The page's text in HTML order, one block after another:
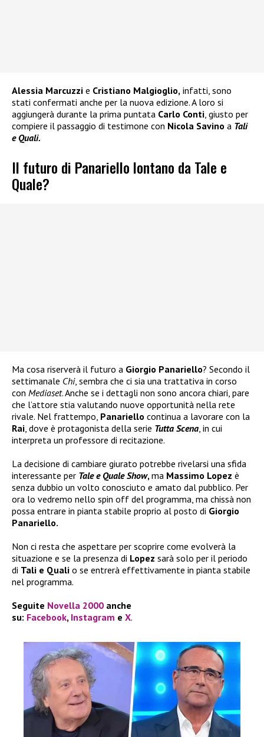
Alessia Marcuzzi e Cristiano Malgioglio, infatti, sono
stati confermati anche per la nuova edizione. A loro si
aggiungerà durante la prima puntata Carlo Conti, giusto per
compiere il passaggio di testimone con Nicola Savino a Tali
e Quali.
Il futuro di Panariello lontano da Tale e
Quale?
Ma cosa riserverà il futuro a Giorgio Panariello? Secondo il
settimanale Chi, sembra che ci sia una trattativa in corso
con Mediaset. Anche se i dettagli non sono ancora chiari, pare
che l’attore stia valutando nuove opportunità nella rete
rivale. Nel frattempo, Panariello continua a lavorare con la
Rai, dove è protagonista della serie Tutta Scena, in cui
interpreta un professore di recitazione.
La decisione di cambiare giurato potrebbe rivelarsi una sfida
interessante per Tale e Quale Show,ma Massimo Lopez è
senza dubbio un volto conosciuto e amato dal pubblico. Per
ora lo vedremo nello spin off del programma, ma chissà non
possa entrare in pianta stabile proprio al posto di Giorgio
Panariello.
Non ci resta che aspettare per scoprire come evolverà la
situazione e se la presenza di Lopez sarà solo per il periodo
di Tali e Quali o se entrerà effettivamente in pianta stabile
nel programma.
Seguite Novella 2000 anche
su: Facebook, Instagram e X.